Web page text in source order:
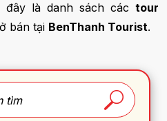
là danh sách các tour
bán tại BenThanh Tourist.